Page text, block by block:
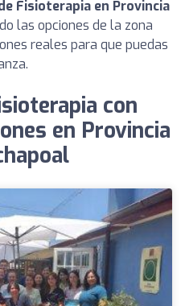
Fisioterapia en Provincia
las opciones de la zona
reales para que puedas
con
en Provincia